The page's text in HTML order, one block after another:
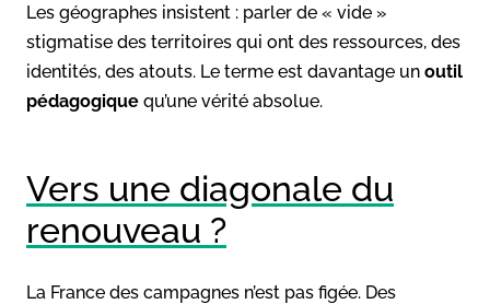
Les géographes insistent : parler de « vide »
stigmatise des territoires qui ont des ressources, des
identités, des atouts. Le terme est davantage un outil
pédagogique qu’une vérité absolue.
Vers une diagonale du
renouveau ?
La France des campagnes n’est pas figée. Des